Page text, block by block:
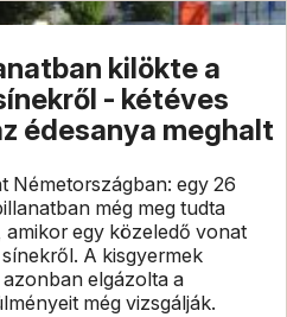
kilökte a
- kétéves
édesanya meghalt
Németországban: egy 26
még meg tudta
egy közeledő vonat
A kisgyermek
elgázolta a
még vizsgálják.